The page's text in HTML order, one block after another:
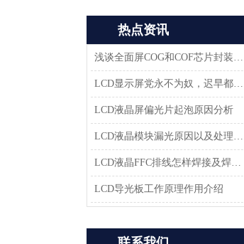
热点资讯
浅谈全面屏COG和COF芯片封装技术
LCD显示屏党永不为奴，迟早都会返回市场
LCD液晶屏偏光片起泡原因分析
LCD液晶模块漏光原因以及处理方法-深圳佳显LCD液晶厂家
LCD液晶FFC排线怎样焊接及焊接方案
LCD导光板工作原理作用介绍